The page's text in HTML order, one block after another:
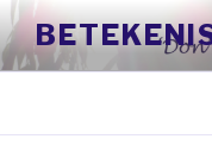
Naar
de
inhoud